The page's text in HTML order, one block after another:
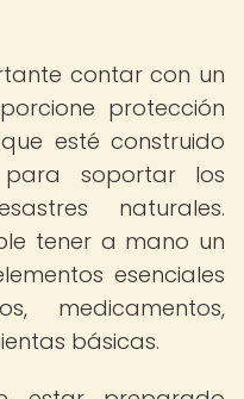
contar con un
protección
esté construido
soportar los
naturales.
tener a mano un
esenciales
medicamentos,
básicas.